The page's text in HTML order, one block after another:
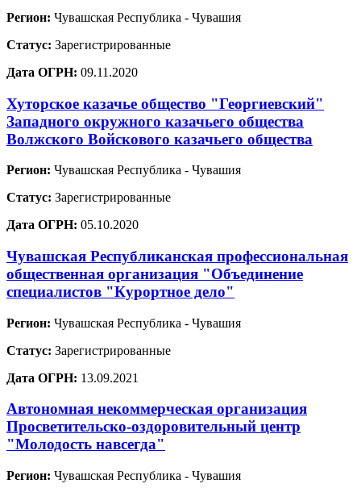
Регион: Чувашская Республика - Чувашия
Статус: Зарегистрированные
Дата ОГРН: 09.11.2020
Хуторское казачье общество "Георгиевский"
Западного окружного казачьего общества
Волжского Войскового казачьего общества
Регион: Чувашская Республика - Чувашия
Статус: Зарегистрированные
Дата ОГРН: 05.10.2020
Чувашская Республиканская профессиональная
общественная организация "Объединение
специалистов "Курортное дело"
Регион: Чувашская Республика - Чувашия
Статус: Зарегистрированные
Дата ОГРН: 13.09.2021
Автономная некоммерческая организация
Просветительско-оздоровительный центр
"Молодость навсегда"
Регион: Чувашская Республика - Чувашия